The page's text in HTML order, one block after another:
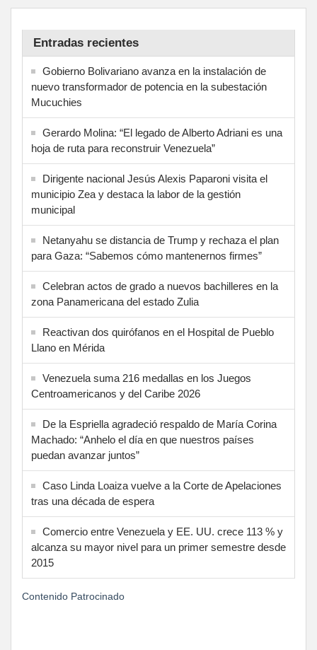
Entradas recientes
Gobierno Bolivariano avanza en la instalación de
nuevo transformador de potencia en la subestación
Mucuchies
Gerardo Molina: “El legado de Alberto Adriani es una
hoja de ruta para reconstruir Venezuela”
Dirigente nacional Jesús Alexis Paparoni visita el
municipio Zea y destaca la labor de la gestión
municipal
Netanyahu se distancia de Trump y rechaza el plan
para Gaza: “Sabemos cómo mantenernos firmes”
Celebran actos de grado a nuevos bachilleres en la
zona Panamericana del estado Zulia
Reactivan dos quirófanos en el Hospital de Pueblo
Llano en Mérida
Venezuela suma 216 medallas en los Juegos
Centroamericanos y del Caribe 2026
De la Espriella agradeció respaldo de María Corina
Machado: “Anhelo el día en que nuestros países
puedan avanzar juntos”
Caso Linda Loaiza vuelve a la Corte de Apelaciones
tras una década de espera
Comercio entre Venezuela y EE. UU. crece 113 % y
alcanza su mayor nivel para un primer semestre desde
2015
Contenido Patrocinado